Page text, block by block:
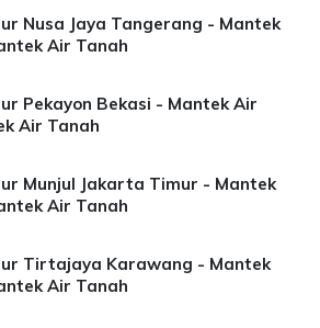
Nusa Jaya Tangerang - Mantek
Air Tanah
Pekayon Bekasi - Mantek Air
Air Tanah
Munjul Jakarta Timur - Mantek
Air Tanah
Tirtajaya Karawang - Mantek
Air Tanah